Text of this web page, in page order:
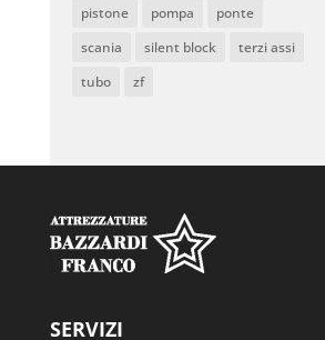
pistone
pompa
ponte
scania
silent block
terzi assi
tubo
zf
SERVIZI